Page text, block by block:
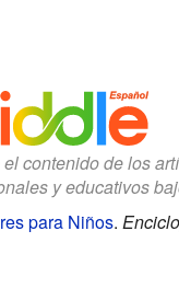
el contenido de los
y educativos
para Niños.